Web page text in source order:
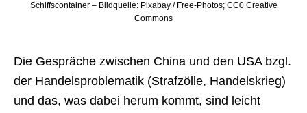
Schiffscontainer – Bildquelle: Pixabay / Free-Photos; CC0 Creative
Commons
Die Gespräche zwischen China und den USA bzgl.
der Handelsproblematik (Strafzölle, Handelskrieg)
und das, was dabei herum kommt, sind leicht